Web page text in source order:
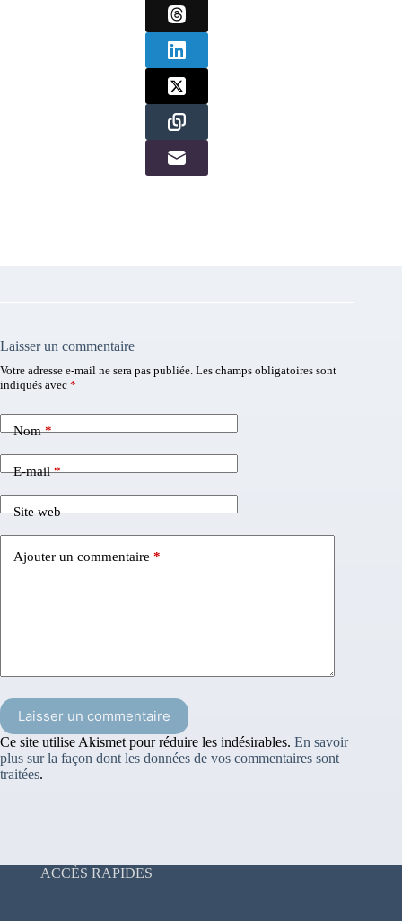
Laisser un commentaire
Votre adresse e-mail ne sera pas publiée. Les champs obligatoires sont
indiqués avec *
Nom*
E-mail*
Site web
Ajouter un commentaire *
Laisser un commentaire
Ce site utilise Akismet pour réduire les indésirables. En savoir
plus sur la façon dont les données de vos commentaires sont
traitées.
ACCÈS RAPIDES